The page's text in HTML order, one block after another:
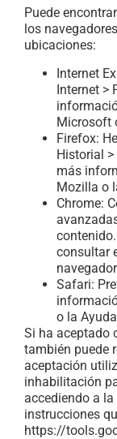
Puede
los
ubicaciones:
Internet
Internet >
Microsoft
Firefox:
Historial
más
Mozilla o
Chrome:
consultar
Safari:
o la
Si ha aceptado
también puede
aceptación
inhabilitación
accediendo a
instrucciones
https://